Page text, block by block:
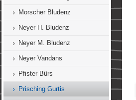
Morscher Bludenz
Neyer H. Bludenz
Neyer M. Bludenz
Neyer Vandans
Pfister Bürs
Prisching Gurtis